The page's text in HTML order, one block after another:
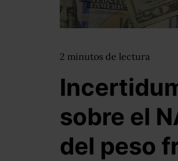
2 minutos de lectura
sobre el
del peso